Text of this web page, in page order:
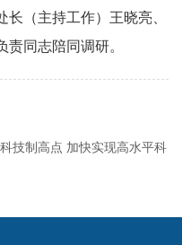
（主持工作）王晓亮、
同志陪同调研。
技制高点 加快实现高水平科